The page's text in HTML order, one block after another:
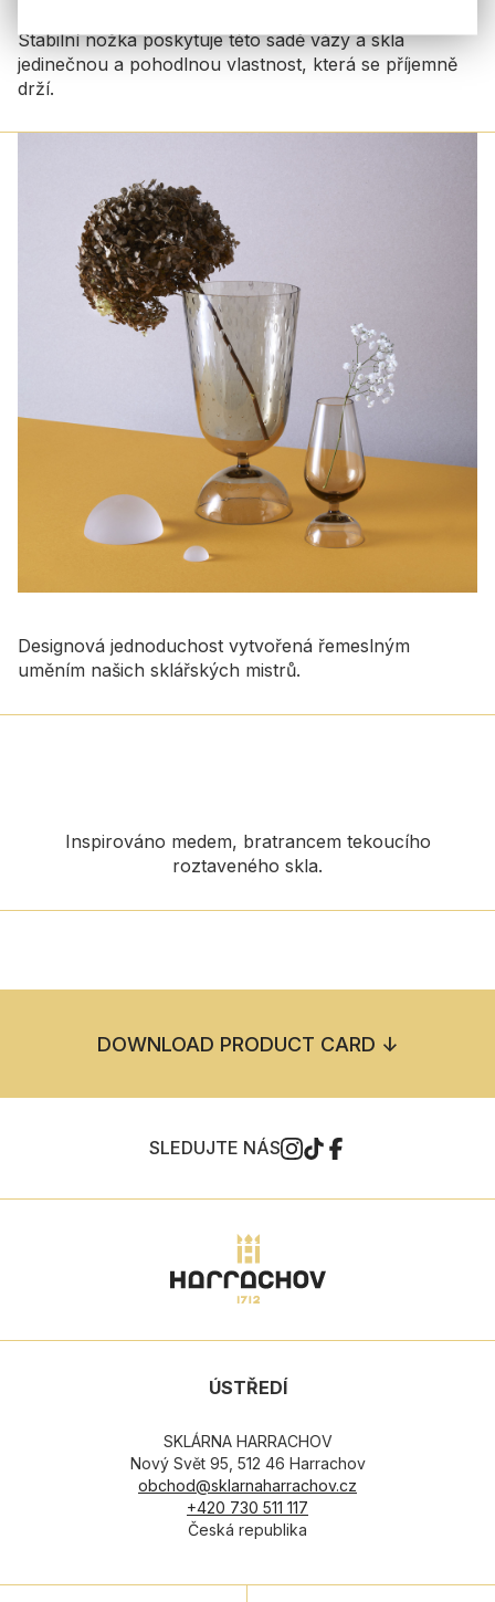
Stabilní nožka poskytuje této sadě vázy a skla
jedinečnou a pohodlnou vlastnost, která se příjemně
drží.
Designová jednoduchost vytvořená řemeslným
uměním našich sklářských mistrů.
Inspirováno medem, bratrancem tekoucího
roztaveného skla.
DOWNLOAD PRODUCT CARD ↓
SLEDUJTE NÁS
ÚSTŘEDÍ
SKLÁRNA HARRACHOV
Nový Svět 95, 512 46 Harrachov
obchod@sklarnaharrachov.cz
+420 730 511 117
Česká republika